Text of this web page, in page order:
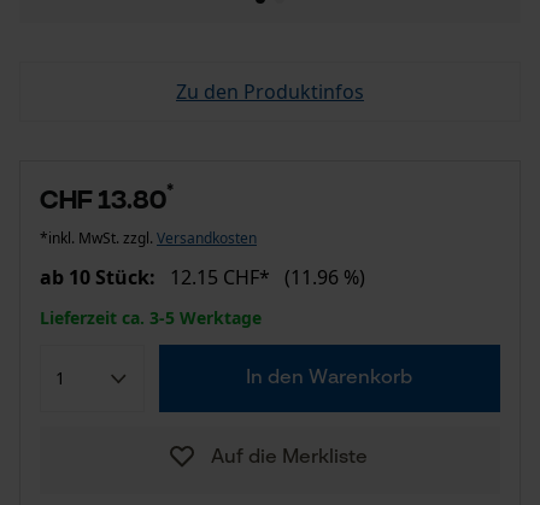
Zu den Produktinfos
CHF 13.80*
*inkl. MwSt. zzgl. Versandkosten
ab 10 Stück: 12.15 CHF* (11.96 %)
Lieferzeit ca. 3-5 Werktage
In den Warenkorb
Auf die Merkliste